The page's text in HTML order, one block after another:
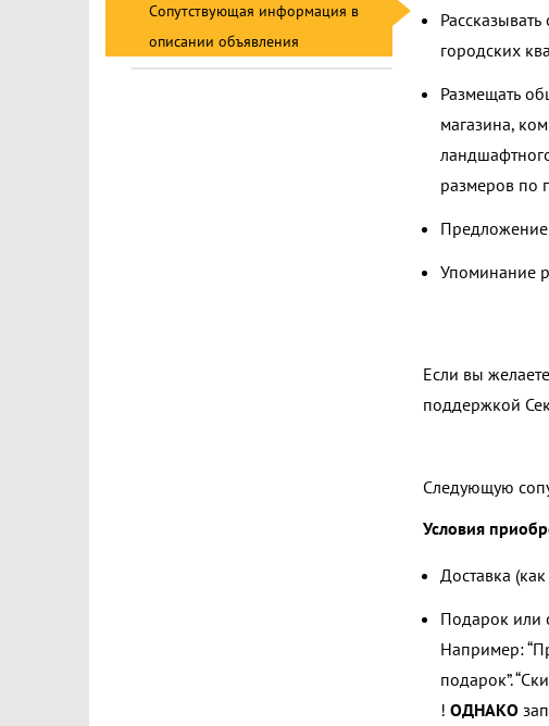
городских
Размещать
магазина,
размеров по
Предложение
Упоминание
Если вы
поддержкой
Следующую
Условия
Доставка
Подарок или
Например: “
подарок”. “
! ОДНАКО
Сопутствующая информация в
описании объявления